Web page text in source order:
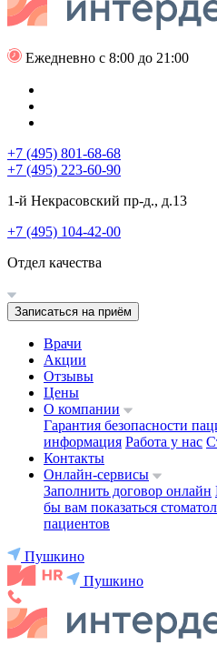
Ежедневно с 8:00 до 21:00
+7 (495) 801-68-68
+7 (495) 223-60-90
1-й Некрасовский пр-д., д.13
+7 (495) 104-42-00
Отдел качества
Записаться на приём
Врачи
Акции
Отзывы
Цены
О компании
Гарантия безопасности
информация Работа у нас
Контакты
Онлайн-сервисы
Заполнить договор онлайн
бы вам показаться
пациентов
Пушкино
Пушкино